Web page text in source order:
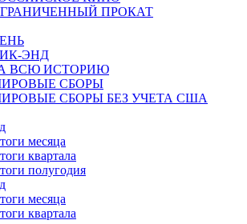
ПРОКАТ
ЭНД
ВСЮ ИСТОРИЮ
СБОРЫ
СБОРЫ БЕЗ УЧЕТА США
месяца
квартала
полугодия
месяца
квартала